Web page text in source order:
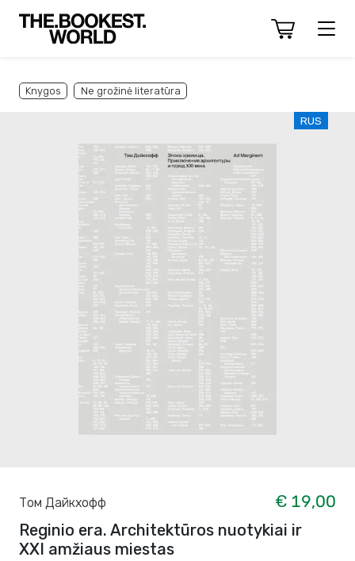
Knygos Ne grožinė literatūra
RUS
Том Дайкхофф
€ 19,00
Reginio era. Architektūros nuotykiai ir
XXI amžiaus miestas